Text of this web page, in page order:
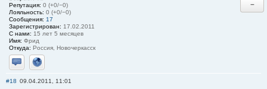
Репутация: 0 (+0/−0)
Лояльность: 0 (+0/−0)
Сообщения: 17
Зарегистрирован: 17.02.2011
С нами: 15 лет 5 месяцев
Имя: Фрид
Откуда: Россия, Новочеркасск
Отправить личное сообщение
Сайт
−
#18 09.04.2011, 11:01